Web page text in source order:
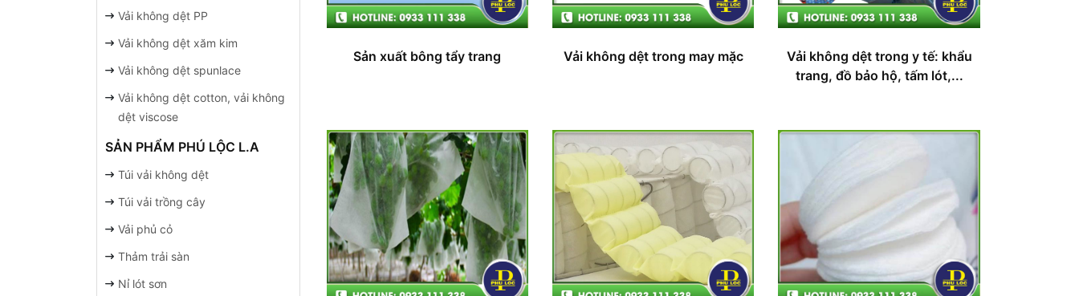
Vải không dệt PP
Vải không dệt xăm kim
Vải không dệt spunlace
Vải không dệt cotton, vải không
dệt viscose
SẢN PHẨM PHÚ LỘC L.A
Túi vải không dệt
Túi vải trồng cây
Vải phủ cỏ
Thảm trải sàn
Nỉ lót sơn
Sản xuất bông tẩy trang Vải không dệt trong may mặc
Vải không dệt trong y tế: khẩu
trang, đồ bảo hộ, tấm lót,...